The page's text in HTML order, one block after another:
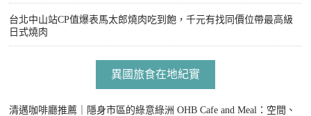
台北中山站CP值爆表馬太郎燒肉吃到飽，千元有找同價位帶最高級
日式燒肉
異國旅食在地紀實
清邁咖啡廳推薦｜隱身市區的綠意綠洲 OHB Cafe and Meal：空間、